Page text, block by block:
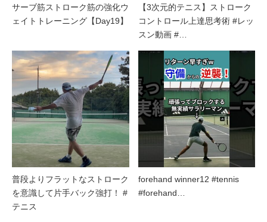
サーブ筋ストローク筋の強化ウ
ェイトトレーニング【Day19】
【3次元的テニス】ストローク
コントロール上達思考術 #レッ
スン動画 #…
普段よりフラットなストローク
を意識して片手バック強打！ #
テニス
forehand winner12 #tennis
#forehand…